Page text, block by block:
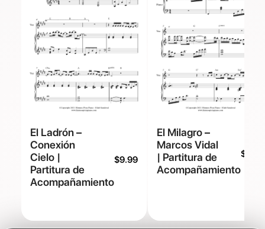
El Ladrón –
Conexión
Cielo |
Partitura de
Acompañamiento
$9.99
El Milagro –
Marcos Vidal
| Partitura de
Acompañamiento
$